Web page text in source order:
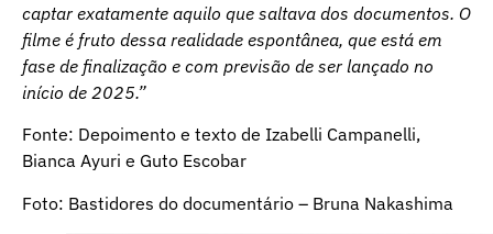
captar exatamente aquilo que saltava dos documentos. O
filme é fruto dessa realidade espontânea, que está em
fase de finalização e com previsão de ser lançado no
início de 2025.”
Fonte: Depoimento e texto de Izabelli Campanelli,
Bianca Ayuri e Guto Escobar
Foto: Bastidores do documentário – Bruna Nakashima